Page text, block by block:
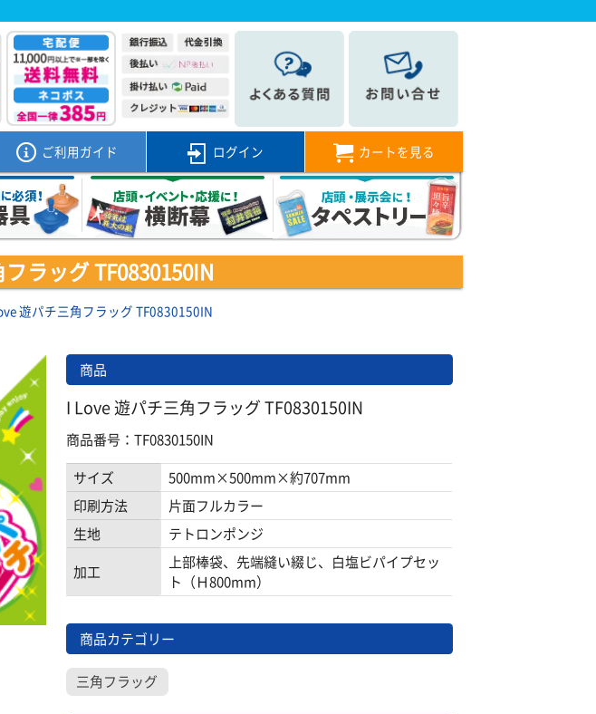
ご利用ガイド ログイン カートを見る
ラッグ TF0830150IN
遊パチ三角フラッグ TF0830150IN
商品
I Love 遊パチ三角フラッグ TF0830150IN
商品番号：TF0830150IN
サイズ
500mm×500mm×約707mm
印刷方法
片面フルカラー
生地
テトロンポンジ
加工
上部棒袋、先端縫い綴じ、白塩ビパイプセッ
ト（Ｈ800mm）
商品カテゴリー
三角フラッグ